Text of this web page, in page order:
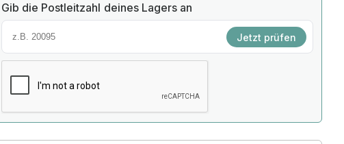
Gib die Postleitzahl deines Lagers an
Jetzt prüfen